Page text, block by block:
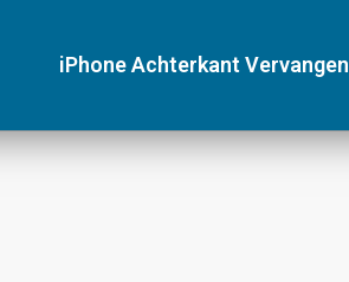
iPhone Achterkant Vervangen